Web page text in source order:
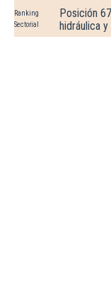
Ranking
Sectorial
Posición
hidráulica